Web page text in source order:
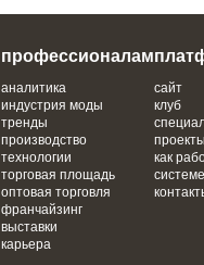
профессионалам
аналитика
индустрия моды
тренды
производство
технологии
торговая площадь
оптовая торговля
франчайзинг
выставки
карьера
сайт
клуб
проекты
как
системе